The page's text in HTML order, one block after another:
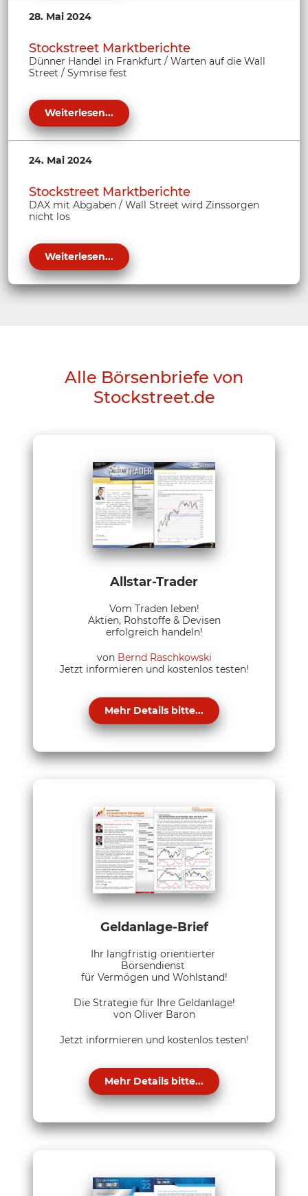
28. Mai 2024
Stockstreet Marktberichte
Dünner Handel in Frankfurt / Warten auf die Wall
Street / Symrise fest
Weiterlesen...
24. Mai 2024
Stockstreet Marktberichte
DAX mit Abgaben / Wall Street wird Zinssorgen
nicht los
Weiterlesen...
Alle Börsenbriefe von
Stockstreet.de
Allstar-Trader
Vom Traden leben!
Aktien, Rohstoffe & Devisen
erfolgreich handeln!
von Bernd Raschkowski
Jetzt informieren und kostenlos testen!
Mehr Details bitte...
Geldanlage-Brief
Ihr langfristig orientierter
Börsendienst
für Vermögen und Wohlstand!
Die Strategie für Ihre Geldanlage!
von Oliver Baron
Jetzt informieren und kostenlos testen!
Mehr Details bitte...